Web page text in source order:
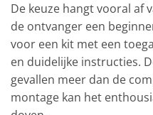
De keuze hangt vooral af
de ontvanger een
voor een kit met een
en duidelijke instructies.
gevallen meer dan de
montage kan het